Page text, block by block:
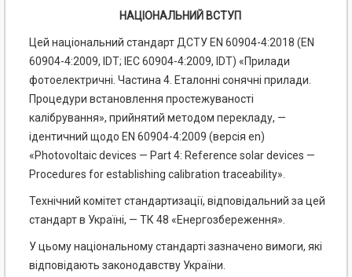
НАЦІОНАЛЬНИЙ ВСТУП
Цей національний стандарт ДСТУ EN 60904-4:2018 (EN
60904-4:2009, IDT; ІЕС 60904-4:2009, IDT) «Прилади
фотоелектричні. Частина 4. Еталонні сонячні прилади.
Процедури встановлення простежуваності
калібрування», прийнятий методом перекладу, —
ідентичний щодо EN 60904-4:2009 (версія еn)
«Photovoltaic devices — Part 4: Reference solar devices —
Procedures for establishing calibration traceability».
Технічний комітет стандартизації, відповідальний за цей
стандарт в Україні, — ТК 48 «Енергозбереження».
У цьому національному стандарті зазначено вимоги, які
відповідають законодавству України.